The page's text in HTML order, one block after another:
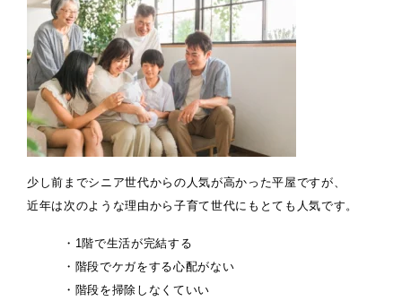
少し前までシニア世代からの人気が高かった平屋ですが、
近年は次のような理由から子育て世代にもとても人気です。
・1階で生活が完結する
・階段でケガをする心配がない
・階段を掃除しなくていい